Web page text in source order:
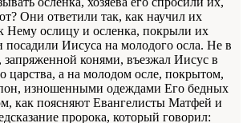
Они ответили так, как научил их
Нему ослицу и осленка, покрыли их
Иисуса на молодого осла. Не в
запряженной конями, въезжал Иисус в
царства, а на молодом осле, покрытом,
изношенными одеждами Его бедных
как поясняют Евангелисты Матфей и
пророка, который говорил: